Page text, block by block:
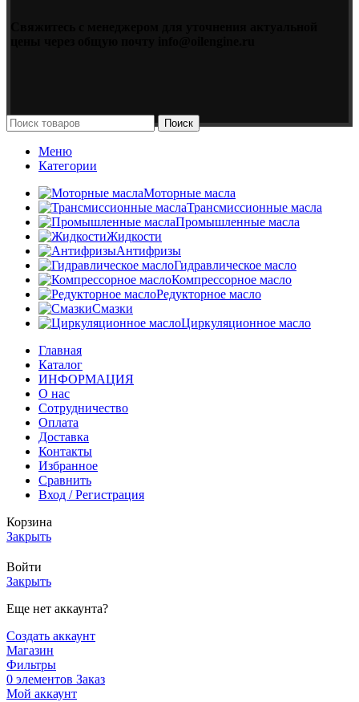
Поиск
Меню
Категории
Моторные масла
Трансмиссионные масла
Промышленные масла
Жидкости
Антифризы
Гидравлическое масло
Компрессорное масло
Редукторное масло
Смазки
Циркуляционное масло
Главная
Каталог
ИНФОРМАЦИЯ
О нас
Сотрудничество
Оплата
Доставка
Контакты
Избранное
Сравнить
Вход / Регистрация
Корзина
Закрыть
Войти
Закрыть
Еще нет аккаунта?
Создать аккаунт
Магазин
Фильтры
0 элементов Заказ
Мой аккаунт